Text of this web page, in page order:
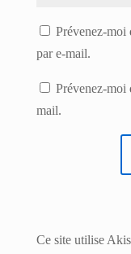
Prévenez-moi
par e-mail.
Prévenez-moi
mail.
Ce site utilise